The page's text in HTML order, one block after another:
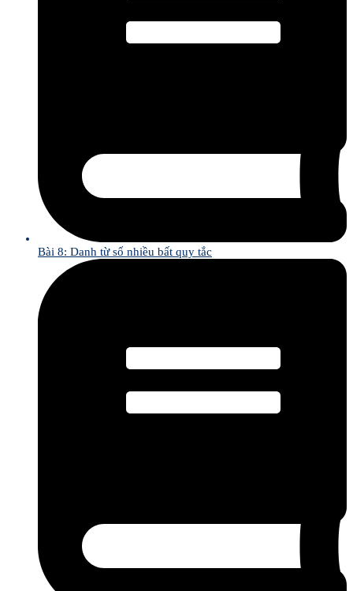
Bài 8: Danh từ số nhiều bất quy tắc